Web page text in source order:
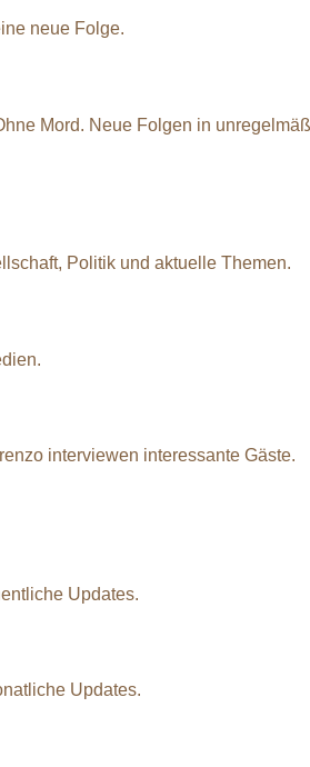
neue Folge.
Mord. Neue Folgen in
Politik und aktuelle Themen.
interviewen interessante Gäste.
Updates.
Updates.